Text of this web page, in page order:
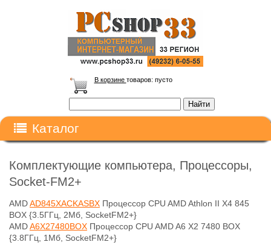
В корзине товаров: пусто
Каталог
Комплектующие компьютера, Процессоры,
Socket-FM2+
AMDAD845XACKASBX Процессор CPU AMD Athlon II X4 845
BOX {3.5ГГц, 2Мб, SocketFM2+}
AMDA6X27480BOX Процессор CPU AMD A6 X2 7480 BOX
{3.8ГГц, 1Мб, SocketFM2+}